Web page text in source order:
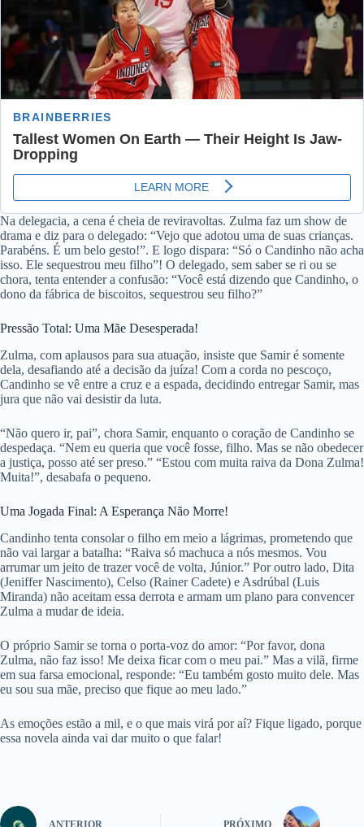
Na delegacia, a cena é cheia de reviravoltas. Zulma faz um show de
drama e diz para o delegado: “Vejo que adotou uma de suas crianças.
Parabéns. É um belo gesto!”. E logo dispara: “Só o Candinho não acha
isso. Ele sequestrou meu filho”! O delegado, sem saber se ri ou se
chora, tenta entender a confusão: “Você está dizendo que Candinho, o
dono da fábrica de biscoitos, sequestrou seu filho?”
Pressão Total: Uma Mãe Desesperada!
Zulma, com aplausos para sua atuação, insiste que Samir é somente
dela, desafiando até a decisão da juíza! Com a corda no pescoço,
Candinho se vê entre a cruz e a espada, decidindo entregar Samir, mas
jura que não vai desistir da luta.
“Não quero ir, pai”, chora Samir, enquanto o coração de Candinho se
despedaça. “Nem eu queria que você fosse, filho. Mas se não obedecer
a justiça, posso até ser preso.” “Estou com muita raiva da Dona Zulma!
Muita!”, desabafa o pequeno.
Uma Jogada Final: A Esperança Não Morre!
Candinho tenta consolar o filho em meio a lágrimas, prometendo que
não vai largar a batalha: “Raiva só machuca a nós mesmos. Vou
arrumar um jeito de trazer você de volta, Júnior.” Por outro lado, Dita
(Jeniffer Nascimento), Celso (Rainer Cadete) e Asdrúbal (Luis
Miranda) não aceitam essa derrota e armam um plano para convencer
Zulma a mudar de ideia.
O próprio Samir se torna o porta-voz do amor: “Por favor, dona
Zulma, não faz isso! Me deixa ficar com o meu pai.” Mas a vilã, firme
em sua farsa emocional, responde: “Eu também gosto muito dele. Mas
eu sou sua mãe, preciso que fique ao meu lado.”
As emoções estão a mil, e o que mais virá por aí? Fique ligado, porque
essa novela ainda vai dar muito o que falar!
ANTERIOR PRÓXIMO